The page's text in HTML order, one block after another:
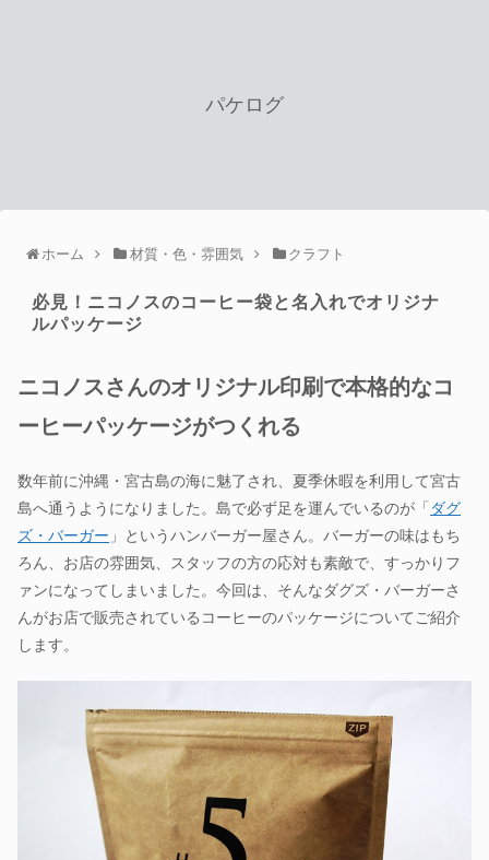
パケログ
ホーム 材質・色・雰囲気 クラフト
必見！ニコノスのコーヒー袋と名入れでオリジナ
ルパッケージ
ニコノスさんのオリジナル印刷で本格的なコ
ーヒーパッケージがつくれる
数年前に沖縄・宮古島の海に魅了され、夏季休暇を利用して宮古
島へ通うようになりました。島で必ず足を運んでいるのが「 ダグ
ズ・バーガー 」というハンバーガー屋さん。バーガーの味はもち
ろん、お店の雰囲気、スタッフの方の応対も素敵で、すっかりフ
ァンになってしまいました。今回は、そんなダグズ・バーガーさ
んがお店で販売されているコーヒーのパッケージについてご紹介
します。